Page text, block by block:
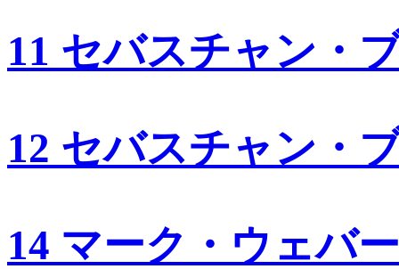
11 セバスチャン・
12 セバスチャン・
14 マーク・ウェバー